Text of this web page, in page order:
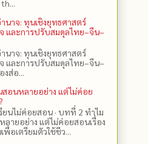
นาจ: ทุนเชิงยุทธศาสตร์
และการปรับสมดุลไทย–จีน–
นาจ: ทุนเชิงยุทธศาสตร์
และการปรับสมดุลไทย–จีน–
ส่อ...
สอนหลายอย่าง แต่ไม่ค่อย
ยนไม่ค่อยสอน · บทที่ 2 ทำไม
ลายอย่าง แต่ไม่ค่อยสอนเรื่อง
เพื่อเตรียมตัวใช้ชีว...